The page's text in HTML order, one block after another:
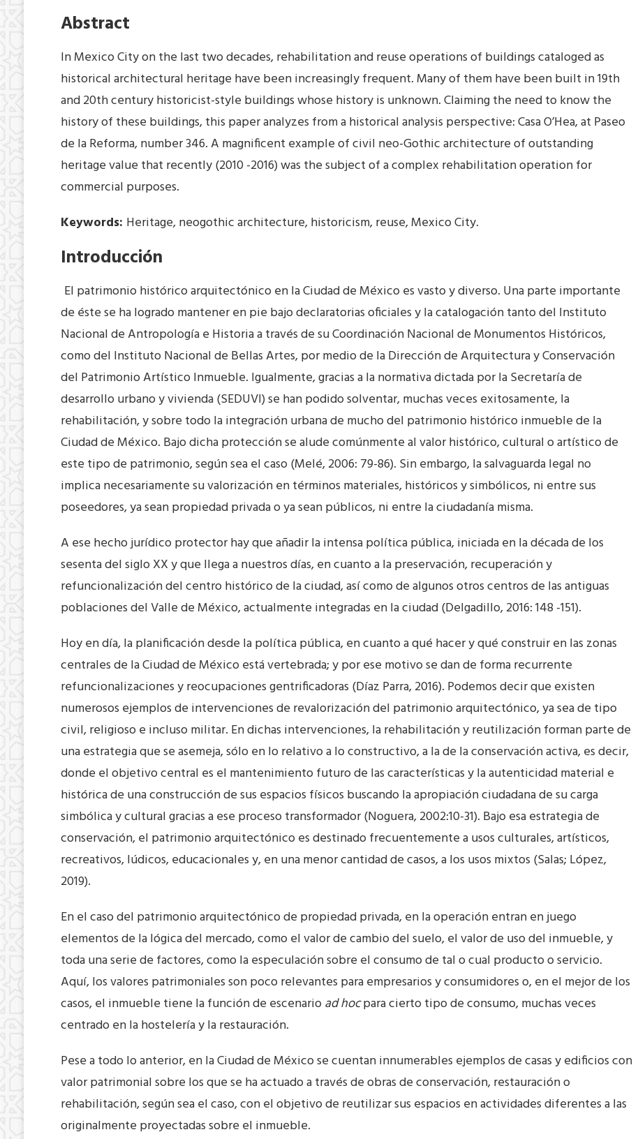
Abstract
In Mexico City on the last two decades, rehabilitation and reuse operations of buildings cataloged as
historical architectural heritage have been increasingly frequent. Many of them have been built in 19th
and 20th century historicist-style buildings whose history is unknown. Claiming the need to know the
history of these buildings, this paper analyzes from a historical analysis perspective: Casa O’Hea, at Paseo
de la Reforma, number 346. A magnificent example of civil neo-Gothic architecture of outstanding
heritage value that recently (2010 -2016) was the subject of a complex rehabilitation operation for
commercial purposes.
Keywords: Heritage, neogothic architecture, historicism, reuse, Mexico City.
Introducción
El patrimonio histórico arquitectónico en la Ciudad de México es vasto y diverso. Una parte importante
de éste se ha logrado mantener en pie bajo declaratorias oficiales y la catalogación tanto del Instituto
Nacional de Antropología e Historia a través de su Coordinación Nacional de Monumentos Históricos,
como del Instituto Nacional de Bellas Artes, por medio de la Dirección de Arquitectura y Conservación
del Patrimonio Artístico Inmueble. Igualmente, gracias a la normativa dictada por la Secretaría de
desarrollo urbano y vivienda (SEDUVI) se han podido solventar, muchas veces exitosamente, la
rehabilitación, y sobre todo la integración urbana de mucho del patrimonio histórico inmueble de la
Ciudad de México. Bajo dicha protección se alude comúnmente al valor histórico, cultural o artístico de
este tipo de patrimonio, según sea el caso (Melé, 2006: 79-86). Sin embargo, la salvaguarda legal no
implica necesariamente su valorización en términos materiales, históricos y simbólicos, ni entre sus
poseedores, ya sean propiedad privada o ya sean públicos, ni entre la ciudadanía misma.
A ese hecho jurídico protector hay que añadir la intensa política pública, iniciada en la década de los
sesenta del siglo XX y que llega a nuestros días, en cuanto a la preservación, recuperación y
refuncionalización del centro histórico de la ciudad, así como de algunos otros centros de las antiguas
poblaciones del Valle de México, actualmente integradas en la ciudad (Delgadillo, 2016: 148 -151).
Hoy en día, la planificación desde la política pública, en cuanto a qué hacer y qué construir en las zonas
centrales de la Ciudad de México está vertebrada; y por ese motivo se dan de forma recurrente
refuncionalizaciones y reocupaciones gentrificadoras (Díaz Parra, 2016). Podemos decir que existen
numerosos ejemplos de intervenciones de revalorización del patrimonio arquitectónico, ya sea de tipo
civil, religioso e incluso militar. En dichas intervenciones, la rehabilitación y reutilización forman parte de
una estrategia que se asemeja, sólo en lo relativo a lo constructivo, a la de la conservación activa, es decir,
donde el objetivo central es el mantenimiento futuro de las características y la autenticidad material e
histórica de una construcción de sus espacios físicos buscando la apropiación ciudadana de su carga
simbólica y cultural gracias a ese proceso transformador (Noguera, 2002:10-31). Bajo esa estrategia de
conservación, el patrimonio arquitectónico es destinado frecuentemente a usos culturales, artísticos,
recreativos, lúdicos, educacionales y, en una menor cantidad de casos, a los usos mixtos (Salas; López,
2019).
En el caso del patrimonio arquitectónico de propiedad privada, en la operación entran en juego
elementos de la lógica del mercado, como el valor de cambio del suelo, el valor de uso del inmueble, y
toda una serie de factores, como la especulación sobre el consumo de tal o cual producto o servicio.
Aquí, los valores patrimoniales son poco relevantes para empresarios y consumidores o, en el mejor de los
casos, el inmueble tiene la función de escenarioad hocpara cierto tipo de consumo, muchas veces
centrado en la hostelería y la restauración.
Pese a todo lo anterior, en la Ciudad de México se cuentan innumerables ejemplos de casas y edificios con
valor patrimonial sobre los que se ha actuado a través de obras de conservación, restauración o
rehabilitación, según sea el caso, con el objetivo de reutilizar sus espacios en actividades diferentes a las
originalmente proyectadas sobre el inmueble.